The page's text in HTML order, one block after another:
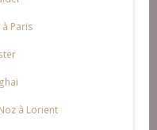
Paris
à Lorient